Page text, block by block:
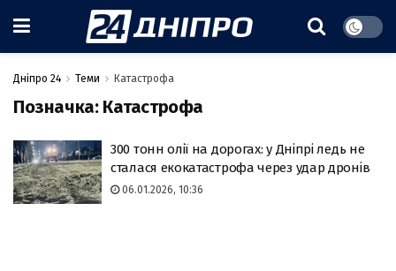
Дніпро 24 Теми Катастрофа
Позначка: Катастрофа
300 тонн олії на дорогах: у Дніпрі ледь не
сталася екокатастрофа через удар дронів
06.01.2026, 10:36